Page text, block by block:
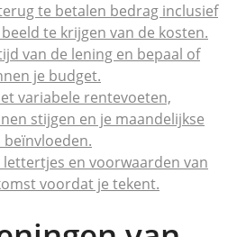
te betalen bedrag inclusief
te krijgen van de kosten.
van de lening en bepaal of
je budget.
variabele rentevoeten,
stijgen en je maandelijkse
lettertjes en voorwaarden van
voordat je tekent.